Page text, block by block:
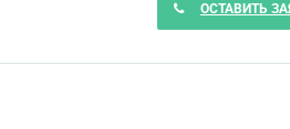
ОСТАВИТЬ